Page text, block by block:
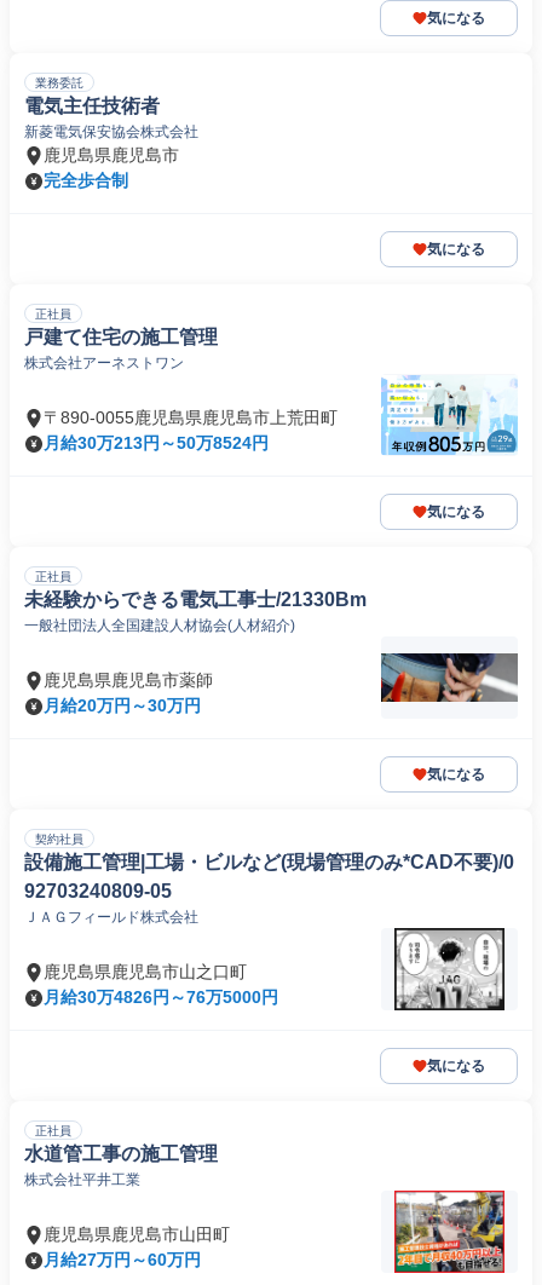
気になる
業務委託
電気主任技術者
新菱電気保安協会株式会社
鹿児島県鹿児島市
完全歩合制
気になる
正社員
戸建て住宅の施工管理
株式会社アーネストワン
〒890-0055鹿児島県鹿児島市上荒田町
月給30万213円～50万8524円
気になる
正社員
未経験からできる電気工事士/21330Bm
一般社団法人全国建設人材協会(人材紹介)
鹿児島県鹿児島市薬師
月給20万円～30万円
気になる
契約社員
設備施工管理|工場・ビルなど(現場管理のみ*CAD不要)/0
92703240809-05
ＪＡＧフィールド株式会社
鹿児島県鹿児島市山之口町
月給30万4826円～76万5000円
気になる
正社員
水道管工事の施工管理
株式会社平井工業
鹿児島県鹿児島市山田町
月給27万円～60万円